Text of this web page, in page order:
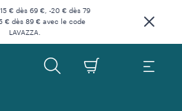
€ dès 69 €, -20 € dès 79
€ dès 89 € avec le code
LAVAZZA.